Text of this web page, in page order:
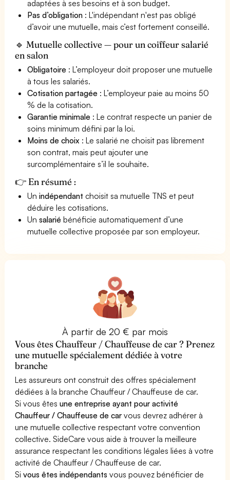
adaptées à ses besoins et à son budget.
Pas d’obligation : L'indépendant n'est pas obligé
d’avoir une mutuelle, mais c’est fortement conseillé.
🔹 Mutuelle collective — pour un coiffeur salarié
en salon
Obligatoire : L’employeur doit proposer une mutuelle
à tous les salariés.
Cotisation partagée : L’employeur paie au moins 50
% de la cotisation.
Garantie minimale : Le contrat respecte un panier de
soins minimum défini par la loi.
Moins de choix : Le salarié ne choisit pas librement
son contrat, mais peut ajouter une
surcomplémentaire s’il le souhaite.
👉 En résumé :
Unindépendant choisit sa mutuelle TNS et peut
déduire les cotisations.
Unsalarié bénéficie automatiquement d’une
mutuelle collective proposée par son employeur.
À partir de 20 € par mois
Vous êtes Chauffeur / Chauffeuse de car ? Prenez
une mutuelle spécialement dédiée à votre
branche
Les assureurs ont construit des offres spécialement
dédiées à la branche Chauffeur / Chauffeuse de car.
Si vous êtesune entreprise ayant pour activité
Chauffeur / Chauffeuse de car vous devrez adhérer à
une mutuelle collective respectant votre convention
collective. SideCare vous aide à trouver la meilleure
assurance respectant les conditions légales liées à votre
activité de Chauffeur / Chauffeuse de car.
Sivous êtes indépendants vous pouvez bénéficier de